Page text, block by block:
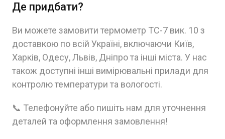
Де придбати?
Ви можете замовити термометр ТС-7 вик. 10 з
доставкою по всій Україні, включаючи Київ,
Харків, Одесу, Львів, Дніпро та інші міста. У нас
також доступні інші вимірювальні прилади для
контролю температури та вологості.
📞 Телефонуйте або пишіть нам для уточнення
деталей та оформлення замовлення!